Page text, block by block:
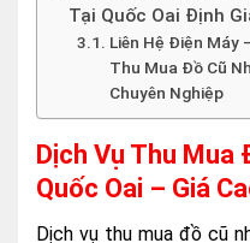
Tại Quốc Oai Định
Liên Hệ Điện Máy
Thu Mua Đồ Cũ
Chuyên Nghiệp
Dịch Vụ Thu Mua
Quốc Oai – Giá
Dịch vụ thu mua đồ cũ